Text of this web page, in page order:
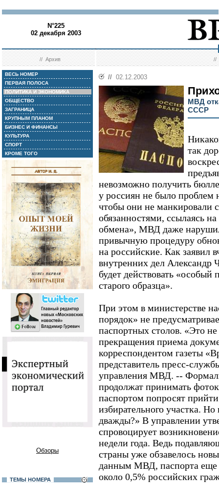
N°225
02 декабря 2003
//Архив //
ВЕСЬ НОМЕР
ПЕРВАЯ ПОЛОСА
ПОЛИТИКА И ЭКОНОМИКА
ОБЩЕСТВО
ЗАГРАНИЦА
КРУПНЫМ ПЛАНОМ
БИЗНЕС И ФИНАНСЫ
КУЛЬТУРА
СПОРТ
КРОМЕ ТОГО
Обзоры
ТЕМЫ НОМЕРА
// 02.12.2003
МВД
СССР
так
невозможно получить
у россиян не было проблем
чтобы они не манкировали
обязанностями, ссылаясь
обмена», МВД даже
привычную процедуру
на российские. Как заявил
внутренних дел Александр
будет действовать «особый
старого образца».
При этом в министерстве
порядок» не
паспортных столов. «Это
прекращения приема
корреспондентом газеты
представитель пресс-
управления МВД. --
продолжат принимать
паспортом попросят
избирательного участка.
дважды?» В управлении
спровоцирует
недели года. Ведь
страны уже обзавелось
данным МВД, паспорта еще
около 0,5% российских